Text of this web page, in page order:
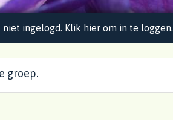
niet ingelogd. Klik hier om in te loggen.
groep.